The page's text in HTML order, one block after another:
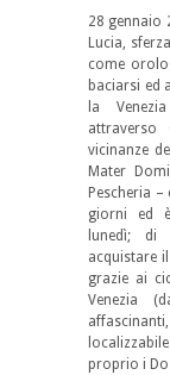
28 gennaio
Lucia,
come
baciarsi ed
la
attraverso
vicinanze
Mater
Pescheria
giorni ed
lunedì; di
acquistare
grazie ai
Venezia
proprio i